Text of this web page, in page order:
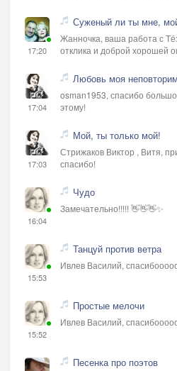
17:20
Суженый ли ты мне,
Жанночка, ваша работа с
отклика и доброй хорошей
17:04
Любовь моя
osman1953, спасибо
этому!
17:03
Мой, ты только мой!
Стрижаков Виктор , Витя,
спасибо!
16:04
Чудо
Замечательно!!!!! 👋👋👋✨
15:53
Танцуй против ветра
Ивлев Василий,
15:52
Простые мелочи
Ивлев Василий,
Песенка про поэтов